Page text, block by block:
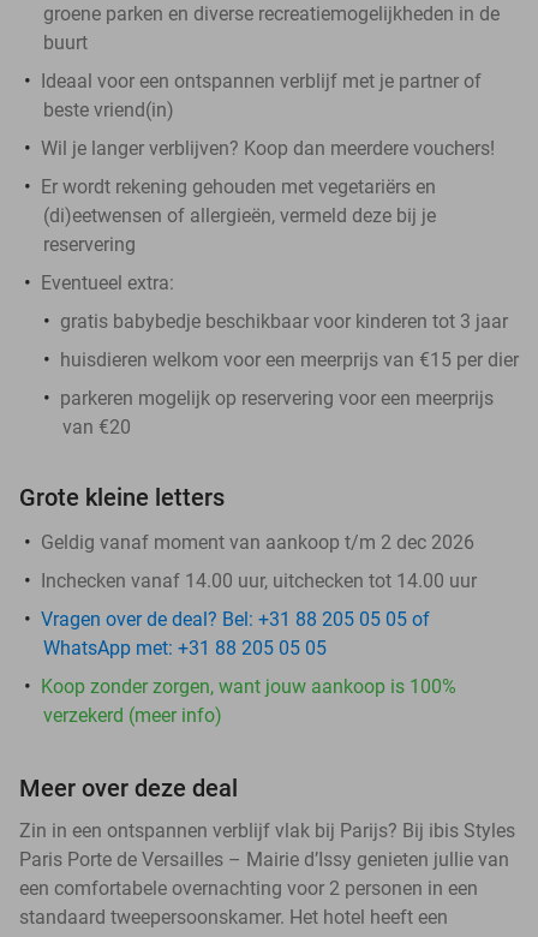
groene parken en diverse recreatiemogelijkheden in de
buurt
Ideaal voor een ontspannen verblijf met je partner of
beste vriend(in)
Wil je langer verblijven? Koop dan meerdere vouchers!
Er wordt rekening gehouden met vegetariërs en
(di)eetwensen of allergieën, vermeld deze bij je
reservering
Eventueel extra:
gratis babybedje beschikbaar voor kinderen tot 3 jaar
huisdieren welkom voor een meerprijs van €15 per dier
parkeren mogelijk op reservering voor een meerprijs
van €20
Grote kleine letters
Geldig vanaf moment van aankoop t/m 2 dec 2026
Inchecken vanaf 14.00 uur, uitchecken tot 14.00 uur
Vragen over de deal? Bel: +31 88 205 05 05 of
WhatsApp met: +31 88 205 05 05
Koop zonder zorgen, want jouw aankoop is 100%
verzekerd (meer info)
Meer over deze deal
Zin in een ontspannen verblijf vlak bij Parijs? Bij ibis Styles
Paris Porte de Versailles – Mairie d’Issy genieten jullie van
een comfortabele overnachting voor 2 personen in een
standaard tweepersoonskamer. Het hotel heeft een